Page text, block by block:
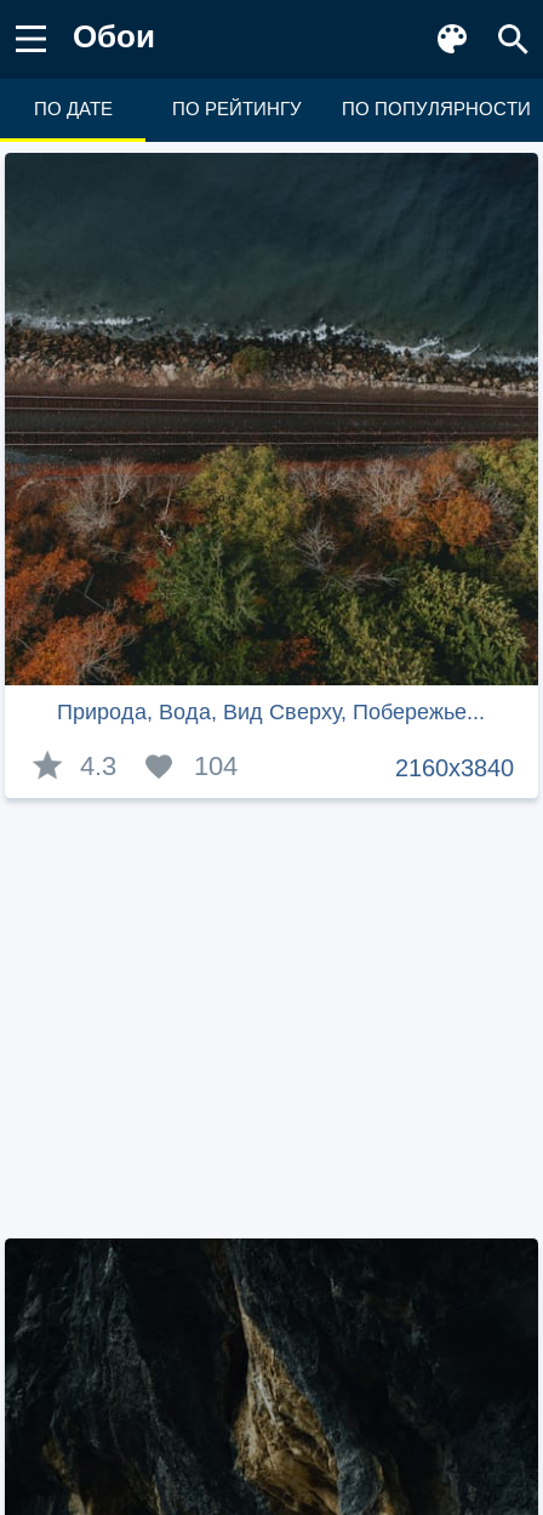
Обои
ПО ДАТЕ ПО РЕЙТИНГУ ПО ПОПУЛЯРНОСТИ
Природа, Вода, Вид Сверху, Побережье...
2160x3840
4.3 104